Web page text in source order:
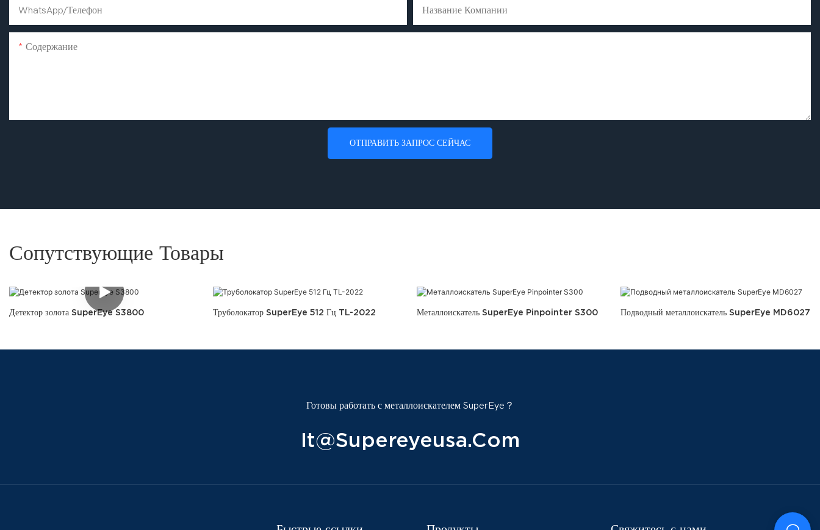
WhatsApp/телефон Название Компании
Содержание
ОТПРАВИТЬ ЗАПРОС СЕЙЧАС
Сопутствующие Товары
Детектор золота SuperEye S3800 Труболокатор SuperEye 512 Гц TL-2022 Металлоискатель SuperEye Pinpointer S300 Подводный металлоискатель SuperEye MD6027
Готовы работать с металлоискателем SuperEye？
It@supereyeusa.com